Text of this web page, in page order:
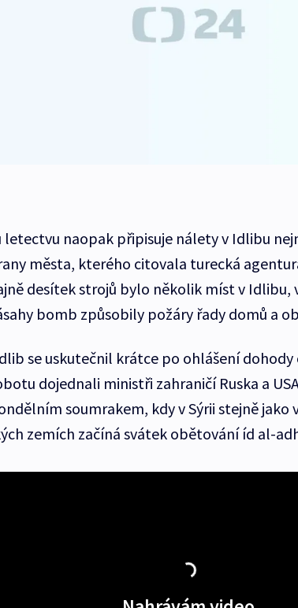
letectvu naopak připisuje nálety v Idlibu
města, kterého citovala turecká
desítek strojů bylo několik míst v Idlibu,
bomb způsobily požáry řady domů a
se uskutečnil krátce po ohlášení
dojednali ministři zahraničí Ruska a
soumrakem, kdy v Sýrii stejně jako
zemích začíná svátek obětování íd al-